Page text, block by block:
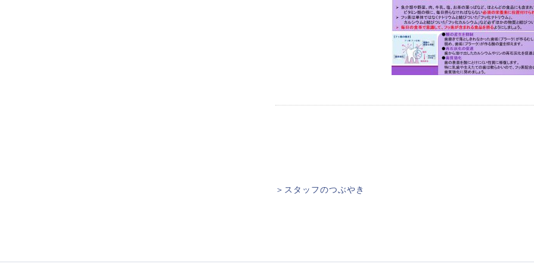
＞スタッフのつぶやき